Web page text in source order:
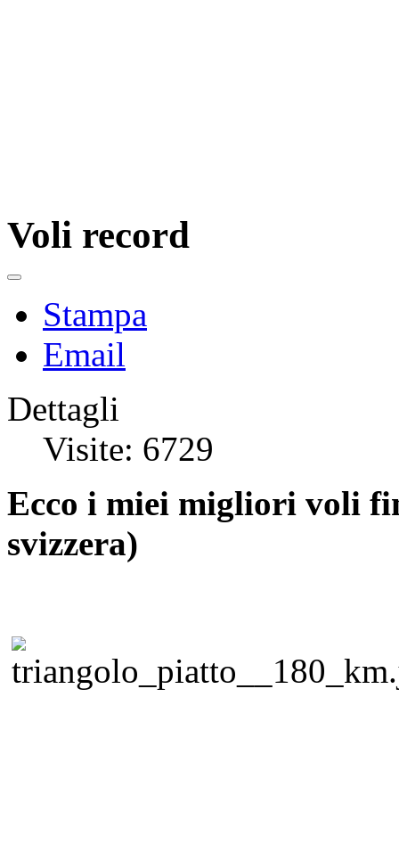
Voli record
Stampa
Email
Dettagli
Visite: 6729
Ecco i miei migliori voli
svizzera)